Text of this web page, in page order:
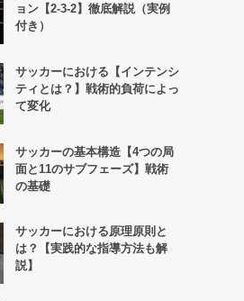
ョン【2-3-2】徹底解説（実例
付き）
サッカーにおける【インテンシ
ティとは？】戦術的負荷によっ
て変化
サッカーの基本構造【4つの局
面と11のサブフェーズ】戦術
の基礎
サッカーにおける原理原則と
は？【実践的な指導方法も解
説】